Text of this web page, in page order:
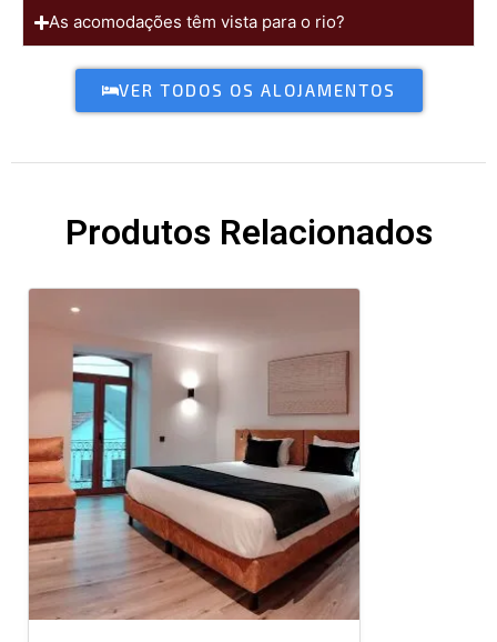
As acomodações têm vista para o rio?
VER TODOS OS ALOJAMENTOS
Produtos Relacionados